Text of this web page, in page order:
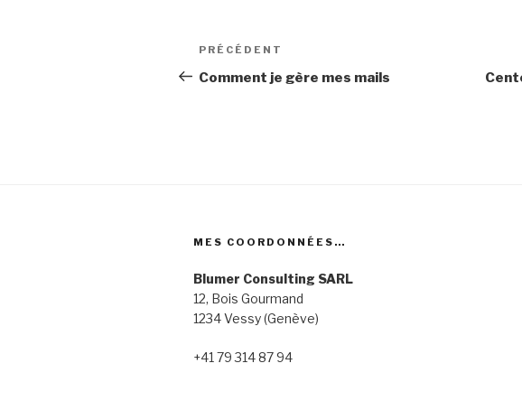
Navigation
de
Article
précédent
PRÉCÉDENT
Comment je gère mes mails
MES COORDONNÉES…
Blumer Consulting SARL
12, Bois Gourmand
1234 Vessy (Genève)
+41 79 314 87 94